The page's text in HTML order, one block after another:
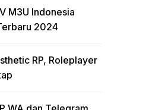
M3U Indonesia
2024
RP, Roleplayer